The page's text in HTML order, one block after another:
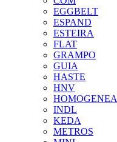
EGGBELT
ESPAND
ESTEIRA
FLAT
GRAMPO
GUIA
HASTE
HNV
HOMOGENEA
INDL
KEDA
METROS